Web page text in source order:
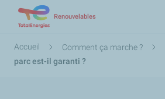
contenu
Renouvelables
Fil
d'Ariane
Accueil Comment ça marche ?
parc est-il garanti ?